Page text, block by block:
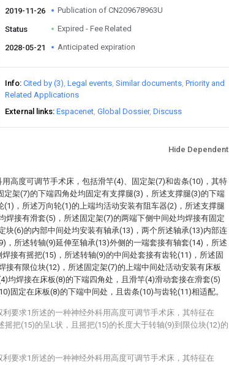
2019-11-26 Publication of CN209678963U
Status Expired - Fee Related
2028-05-21 Anticipated expiration
Info Cited by (3) Legal events Similar documents Priority and
Related Applications
External links Espacenet Global Dossier Discuss
Hide Dependent
用高度可调节手术床，包括滑竿(4)、固定架(7)和齿条(10)，其特
定架(7)的下端四角处均固定有支撑腿(3)，所述支撑腿(3)的下端
(1)，所述万向轮(1)的上端均活动安装有阻车器(2)，所述支撑腿
焊接有滑套(5)，所述固定架(7)的两端下侧中间处均焊接有固定
块(6)的内部中间处均安装有轴承(13)，两个所述轴承(13)内部连
，所述转轴(9)延伸至轴承(13)外侧的一端套接有轴套(14)，所述
接有摇把(15)，所述转轴(9)的中间处套接有齿轮(11)，所述固
接有限位块(12)，所述固定架(7)的上端中间处活动安装有床板
均焊接在床板(8)的下端四角处，且滑竿(4)滑动套接在滑套(5)
固定在床板(8)的下端中间处，且齿条(10)与齿轮(11)相适配。
利要求1所述的一种神经外科用高度可调节手术床，其特征在
摇把(15)的呈L状，且摇把(15)的长度大于转轴(9)到限位块(12)的
利要求1所述的一种神经外科用高度可调节手术床，其特征在